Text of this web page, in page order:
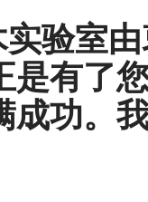
验室
是有了
成功。